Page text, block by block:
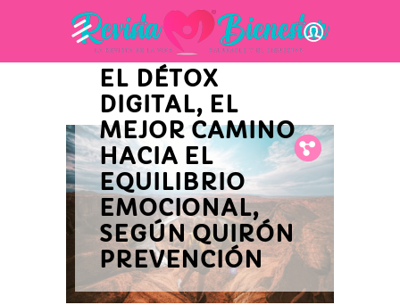
Fb.
Tw.
Pin.
INNOVACIÓN Y ACTUALIDAD
EMPRESARIAL
EL DÉTOX
DIGITAL, EL
MEJOR CAMINO
HACIA EL
EQUILIBRIO
EMOCIONAL,
SEGÚN QUIRÓN
PREVENCIÓN